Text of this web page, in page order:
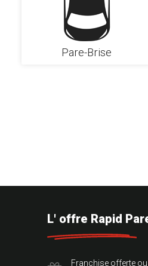
Pare-Brise
L' offre Rapid
Franchise offerte ou